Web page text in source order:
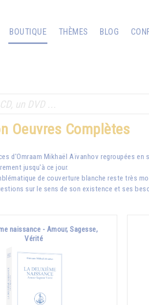
BOUTIQUE THÈMES BLOG
Oeuvres Complètes
d'Omraam Mikhaël Aïvanhov regroupées en
jusqu'à ce jour.
de couverture blanche reste très
sur le sens de son existence et ses
naissance - Amour, Sagesse,
Vérité